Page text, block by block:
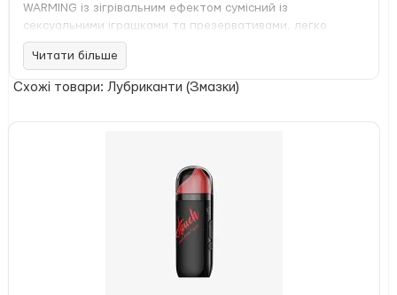
WARMING із зігрівальним ефектом сумісний із
сексуальними іграшками та презервативами, легко
змивається водою. Просто нанесіть і насолоджуйтеся!
Переваги лубриканта:
Ідеальна в’язкість — не надто рідкий і не надто
рекомендаціями виробника на пакованні.
Цікавий факт: використовуваний брендом гліцерин
рослинного походження виготовляється з пальмової олії.
Склад: Glycerin, Water (Aqua), Cellulose Gum, Mentha
Piperita (Peppermint) Extract, Methylparaben, Propylparaben.
Читати більше
Схожі товари: Лубриканти (Змазки)